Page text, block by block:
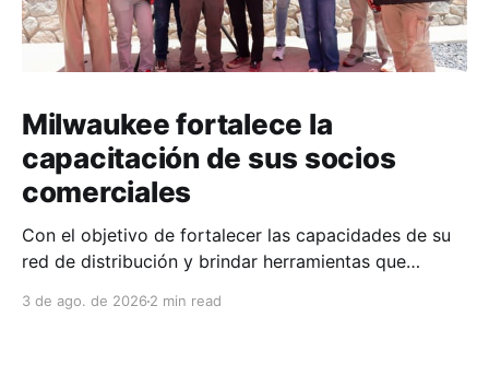
Milwaukee fortalece la
capacitación de sus socios
comerciales
Con el objetivo de fortalecer las capacidades de su
red de distribución y brindar herramientas que
técnico, Milwaukee llevó a cabo una capacitación
3 de ago. de 2026 2 min read